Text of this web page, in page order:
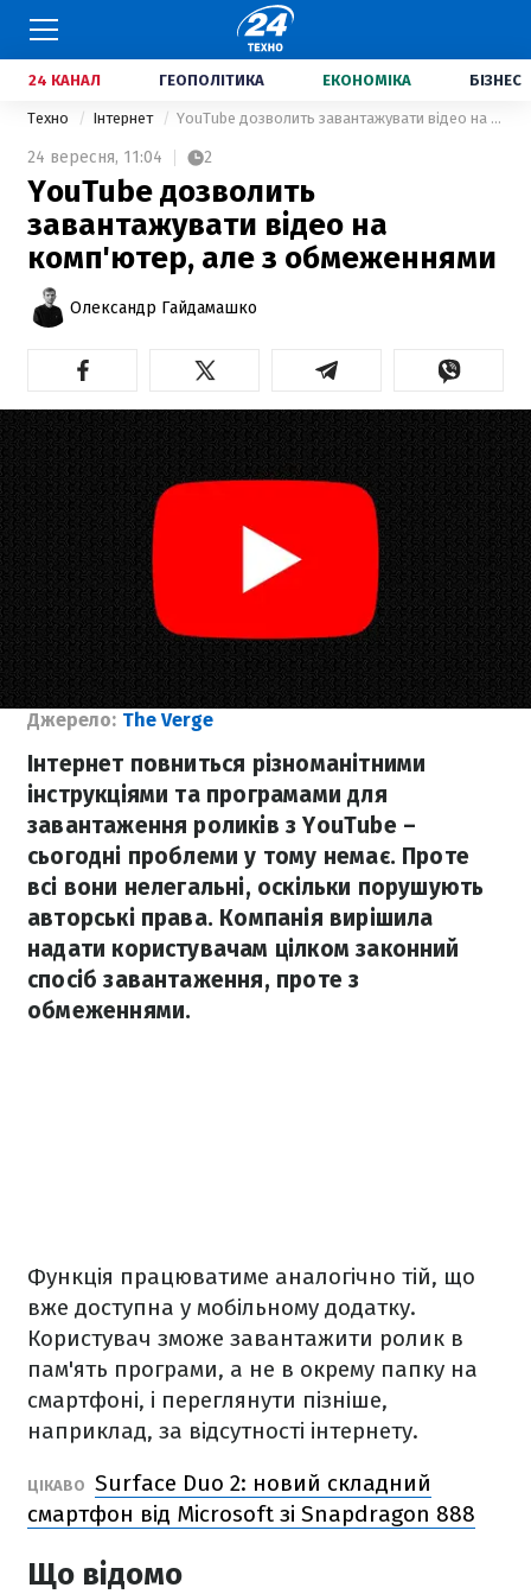
24 КАНАЛ ГЕОПОЛІТИКА ЕКОНОМІКА БІЗНЕС
Техно Інтернет YouTube дозволить завантажувати відео на комп'ютер, але з обмеженнями
24 вересня, 11:04 2
YouTube дозволить
завантажувати відео на
комп'ютер, але з обмеженнями
Олександр Гайдамашко
Джерело: The Verge
Інтернет повниться різноманітними
інструкціями та програмами для
завантаження роликів з YouTube –
сьогодні проблеми у тому немає. Проте
всі вони нелегальні, оскільки порушують
авторські права. Компанія вирішила
надати користувачам цілком законний
спосіб завантаження, проте з
обмеженнями.
Функція працюватиме аналогічно тій, що
вже доступна у мобільному додатку.
Користувач зможе завантажити ролик в
пам'ять програми, а не в окрему папку на
смартфоні, і переглянути пізніше,
наприклад, за відсутності інтернету.
ЦІКАВО Surface Duo 2: новий складний
смартфон від Microsoft зі Snapdragon 888
Що відомо